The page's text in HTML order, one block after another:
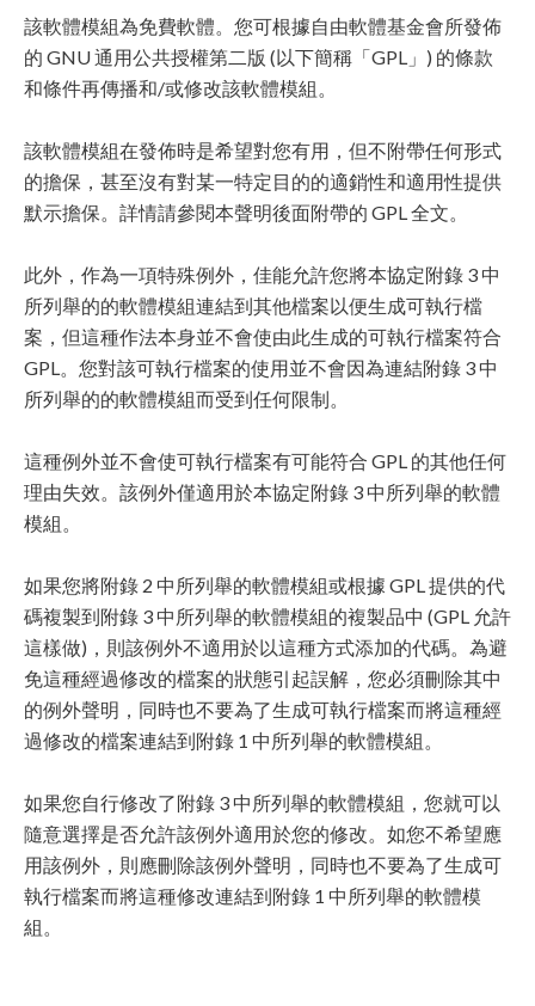
該軟體模組為免費軟體。您可根據自由軟體基金會所發佈
的 GNU 通用公共授權第二版 (以下簡稱「GPL」) 的條款
和條件再傳播和/或修改該軟體模組。
該軟體模組在發佈時是希望對您有用，但不附帶任何形式
的擔保，甚至沒有對某一特定目的的適銷性和適用性提供
默示擔保。詳情請參閱本聲明後面附帶的 GPL 全文。
此外，作為一項特殊例外，佳能允許您將本協定附錄 3 中
所列舉的的軟體模組連結到其他檔案以便生成可執行檔
案，但這種作法本身並不會使由此生成的可執行檔案符合
GPL。您對該可執行檔案的使用並不會因為連結附錄 3 中
所列舉的的軟體模組而受到任何限制。
這種例外並不會使可執行檔案有可能符合 GPL 的其他任何
理由失效。該例外僅適用於本協定附錄 3 中所列舉的軟體
模組。
如果您將附錄 2 中所列舉的軟體模組或根據 GPL 提供的代
碼複製到附錄 3 中所列舉的軟體模組的複製品中 (GPL 允許
這樣做)，則該例外不適用於以這種方式添加的代碼。為避
免這種經過修改的檔案的狀態引起誤解，您必須刪除其中
的例外聲明，同時也不要為了生成可執行檔案而將這種經
過修改的檔案連結到附錄 1 中所列舉的軟體模組。
如果您自行修改了附錄 3 中所列舉的軟體模組，您就可以
隨意選擇是否允許該例外適用於您的修改。如您不希望應
用該例外，則應刪除該例外聲明，同時也不要為了生成可
執行檔案而將這種修改連結到附錄 1 中所列舉的軟體模
組。